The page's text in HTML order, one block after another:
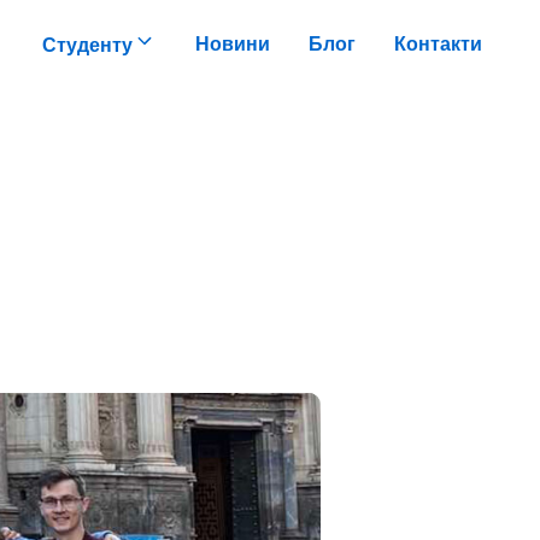
Студенту Новини Блог Контакти